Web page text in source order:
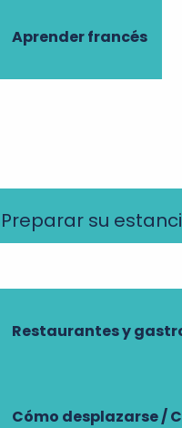
Aprender francés
Preparar su
Restaurantes y
Cómo desplazarse /
virtual, que
llegar?